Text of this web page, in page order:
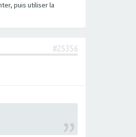
puis utiliser la
#25356